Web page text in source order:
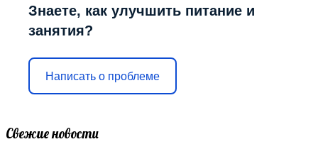
Знаете, как улучшить питание и
занятия?
Написать о проблеме
Свежие новости